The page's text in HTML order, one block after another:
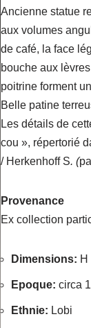
Ancienne statue
aux volumes
de café, la face
bouche aux
poitrine forment
Belle patine
Les détails de
cou », répertorié
/ Herkenhoff S. (
Provenance
Ex collection
Dimensions: H
Epoque:circa
Ethnie: Lobi